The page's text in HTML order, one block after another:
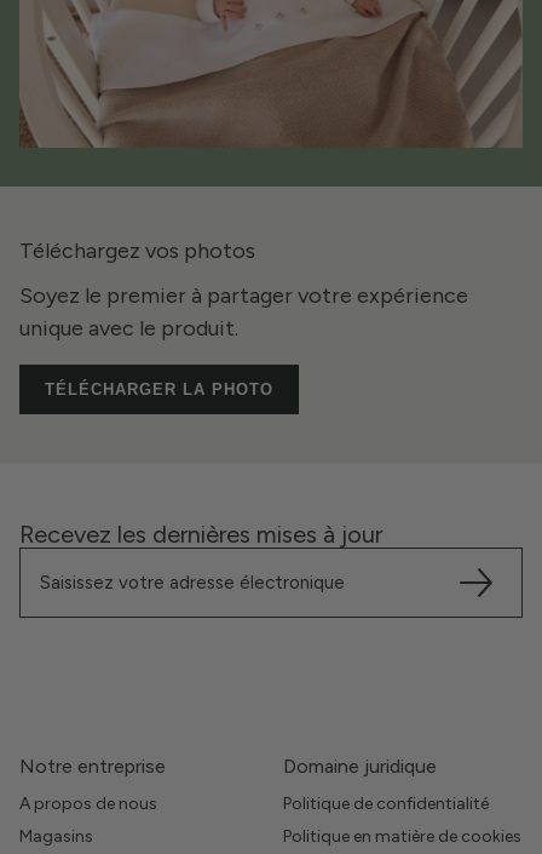
Téléchargez vos photos
Soyez le premier à partager votre expérience
unique avec le produit.
TÉLÉCHARGER LA PHOTO
Recevez les dernières mises à jour
Notre entreprise
A propos de nous
Magasins
Domaine juridique
Politique de confidentialité
Politique en matière de cookies